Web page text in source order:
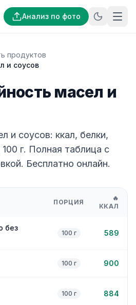
Анализ по фото
продуктов
и соусов
масел и
и соусов: ккал, белки,
г. Полная таблица с
Бесплатно онлайн.
ПОРЦИЯ
🔥
ККАЛ
без
100 г 589
100 г 900
100 г 884